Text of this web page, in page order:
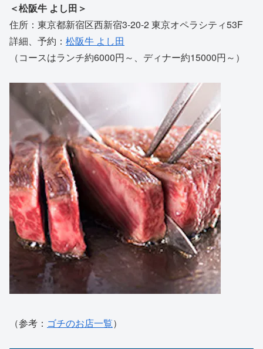
＜松阪牛 よし田＞
住所：東京都新宿区西新宿3-20-2 東京オペラシティ53F
詳細、予約： 松阪牛 よし田
（コースはランチ約6000円～、ディナー約15000円～）
（参考： ゴチのお店一覧）